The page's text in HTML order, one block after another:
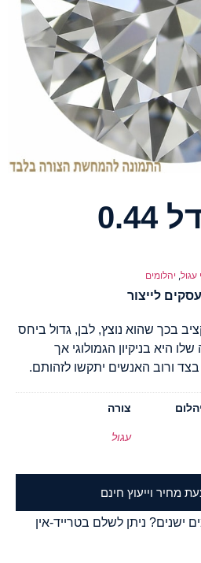
יהלום בגודל 0.44
עגול, יהלומים
בכך שהוא נוצץ, לבן, גדול ביחס
היא בניקיון הגמולוגי אך
ורוב האנשים יתקשו לזהותם.
צורה
עגול
מחיר וייעוץ חינם
ישנים? ניתן לשלם בטרייד-אין